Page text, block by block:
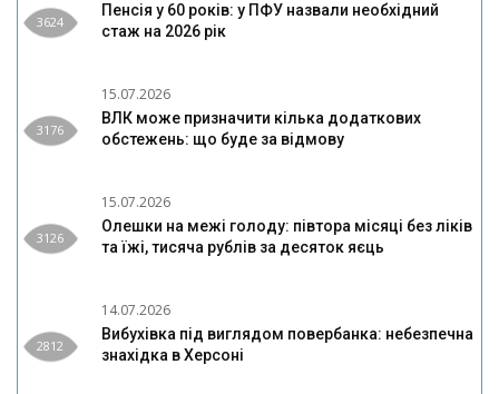
3624
Пенсія у 60 років: у ПФУ назвали необхідний
стаж на 2026 рік
3176
15.07.2026
ВЛК може призначити кілька додаткових
обстежень: що буде за відмову
3126
15.07.2026
Олешки на межі голоду: півтора місяці без ліків
та їжі, тисяча рублів за десяток яєць
2812
14.07.2026
Вибухівка під виглядом повербанка: небезпечна
знахідка в Херсоні